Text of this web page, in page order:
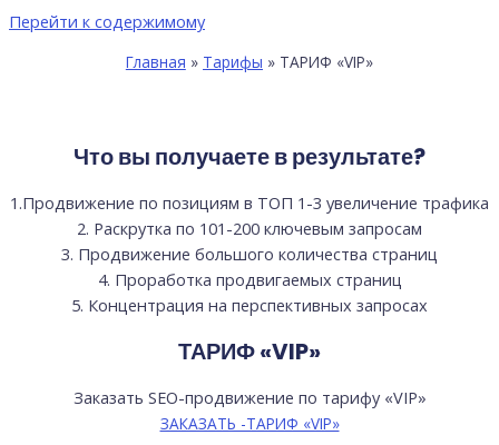
Перейти к содержимому
Главная Тарифы ТАРИФ «VIP»
Что вы получаете в результате?
1.Продвижение по позициям в ТОП 1-3 увеличение трафика
2. Раскрутка по 101-200 ключевым запросам
3. Продвижение большого количества страниц
4. Проработка продвигаемых страниц
5. Концентрация на перспективных запросах
ТАРИФ «VIP»
Заказать SEO-продвижение по тарифу «VIP»
ЗАКАЗАТЬ -ТАРИФ «VIP»